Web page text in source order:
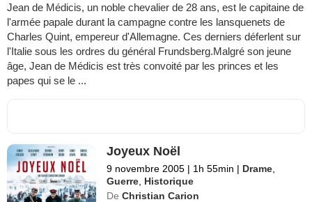
Jean de Médicis, un noble chevalier de 28 ans, est le capitaine de
l'armée papale durant la campagne contre les lansquenets de
Charles Quint, empereur d'Allemagne. Ces derniers déferlent sur
l'Italie sous les ordres du général Frundsberg.Malgré son jeune
âge, Jean de Médicis est très convoité par les princes et les
papes qui se le ...
Joyeux Noël
9 novembre 2005 | 1h 55min | Drame
Guerre Historique
De Christian Carion